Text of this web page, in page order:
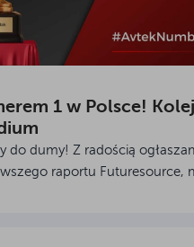
1 w Polsce!
do dumy! Z radością
raportu Futuresource,